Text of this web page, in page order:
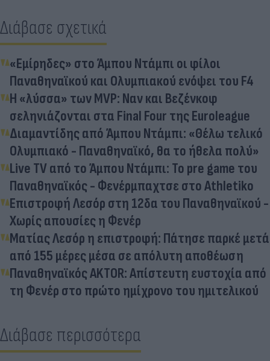
Διάβασε σχετικά
«Εμίρηδες» στο Άμπου Ντάμπι οι φίλοι
Παναθηναϊκού και Ολυμπιακού ενόψει του F4
Η «λύσσα» των MVP: Ναν και Βεζένκοφ
σεληνιάζονται στα Final Four της Euroleague
Διαμαντίδης από Άμπου Ντάμπι: «Θέλω τελικό
Ολυμπιακό - Παναθηναϊκό, θα το ήθελα πολύ»
Live TV από το Άμπου Ντάμπι: Το pre game του
Παναθηναϊκός - Φενέρμπαχτσε στο Athletiko
Επιστροφή Λεσόρ στη 12δα του Παναθηναϊκού -
Χωρίς απουσίες η Φενέρ
Ματίας Λεσόρ η επιστροφή: Πάτησε παρκέ μετά
από 155 μέρες μέσα σε απόλυτη αποθέωση
Παναθηναϊκός AKTOR: Απίστευτη ευστοχία από
τη Φενέρ στο πρώτο ημίχρονο του ημιτελικού
Διάβασε περισσότερα